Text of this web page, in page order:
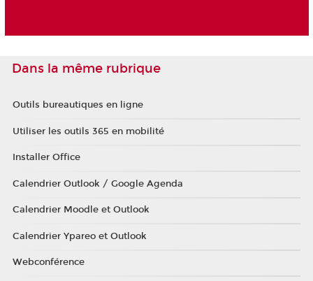
Dans la même rubrique
Outils bureautiques en ligne
Utiliser les outils 365 en mobilité
Installer Office
Calendrier Outlook / Google Agenda
Calendrier Moodle et Outlook
Calendrier Ypareo et Outlook
Webconférence